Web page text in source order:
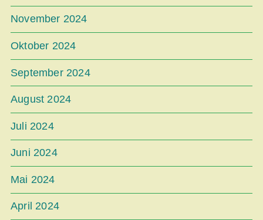
November 2024
Oktober 2024
September 2024
August 2024
Juli 2024
Juni 2024
Mai 2024
April 2024